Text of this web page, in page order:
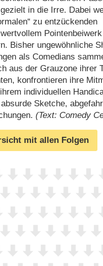
in die Irre. Dabei
zu entzückenden
Bisher ungewöhnliche
als Comedians
aus der Grauzone ihrer
konfrontieren ihre
individuellen
Sketche,
(Text: Comedy
mit allen Folgen